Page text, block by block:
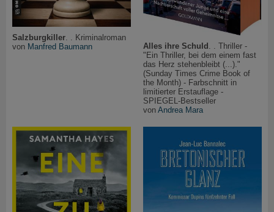
Salzburgkiller . . Kriminalroman
von Manfred Baumann Alles ihre Schuld . . Thriller -
"Ein Thriller, bei dem einem fast
das Herz stehenbleibt (...)."
(Sunday Times Crime Book of
the Month) - Farbschnitt in
limitierter Erstauflage -
SPIEGEL-Bestseller
von Andrea Mara